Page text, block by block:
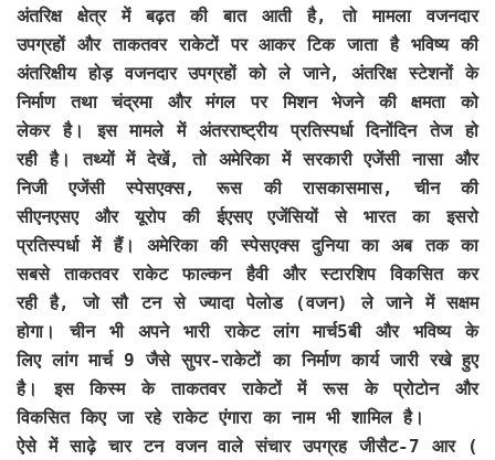
अंतरिक्ष क्षेत्र में बढ़त की बात आती है, तो मामला वजनदार
उपग्रहों और ताकतवर राकेटों पर आकर टिक जाता है भविष्य की
अंतरिक्षीय होड़ वजनदार उपग्रहों को ले जाने, अंतरिक्ष स्टेशनों के
निर्माण तथा चंद्रमा और मंगल पर मिशन भेजने की क्षमता को
लेकर है। इस मामले में अंतरराष्ट्रीय प्रतिस्पर्धा दिनोंदिन तेज हो
रही है। तथ्यों में देखें, तो अमेरिका में सरकारी एजेंसी नासा और
निजी एजेंसी स्पेसएक्स, रूस की रासकासमास, चीन की
सीएनएसए और यूरोप की ईएसए एजेंसियों से भारत का इसरो
प्रतिस्पर्धा में हैं। अमेरिका की स्पेसएक्स दुनिया का अब तक का
सबसे ताकतवर राकेट फाल्कन हैवी और स्टारशिप विकसित कर
रही है, जो सौ टन से ज्यादा पेलोड (वजन) ले जाने में सक्षम
होगा। चीन भी अपने भारी राकेट लांग मार्च5बी और भविष्य के
लिए लांग मार्च 9 जैसे सुपर-राकेटों का निर्माण कार्य जारी रखे हुए
है। इस किस्म के ताकतवर राकेटों में रूस के प्रोटोन और
विकसित किए जा रहे राकेट एंगारा का नाम भी शामिल है।
ऐसे में साढ़े चार टन वजन वाले संचार उपग्रह जीसैट-7 आर (